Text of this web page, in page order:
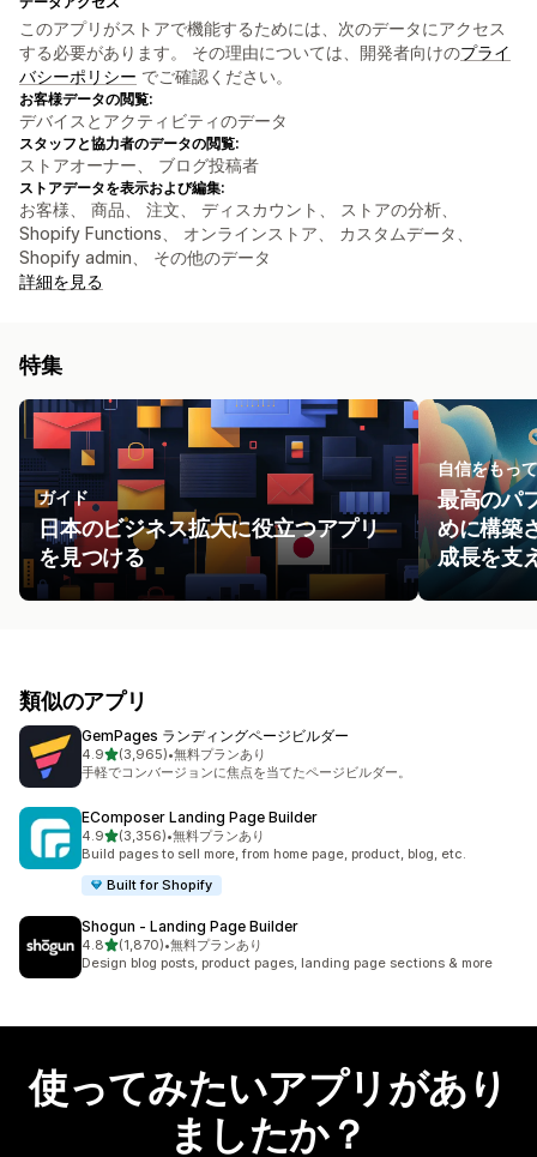
このアプリがストアで機能するためには、次のデータにアクセス
する必要があります。 その理由については、開発者向けのプライ
バシーポリシー でご確認ください。
お客様データの閲覧:
デバイスとアクティビティのデータ
スタッフと協力者のデータの閲覧:
ストアオーナー、 ブログ投稿者
ストアデータを表示および編集:
お客様、 商品、 注文、 ディスカウント、 ストアの分析、
Shopify Functions、 オンラインストア、 カスタムデータ、
Shopify admin、 その他のデータ
詳細を見る
特集
ガイド
日本のビジネス拡大に役立つアプリ
を見つける
自信をもっ
最高のパ
めに構築
成長を支
類似のアプリ
GemPages ランディングページビルダー
4.95つ星中
(3,965)
合計レビュー数：3965件
•無料プランあり
手軽でコンバージョンに焦点を当てたページビルダー。
EComposer Landing Page Builder
4.95つ星中
(3,356)
合計レビュー数：3356件
•無料プランあり
Build pages to sell more, from home page, product, blog, etc.
Built for Shopify
Shogun ‑ Landing Page Builder
4.85つ星中
(1,870)
合計レビュー数：1870件
•無料プランあり
Design blog posts, product pages, landing page sections & more
使ってみたいアプリがあり
ましたか？